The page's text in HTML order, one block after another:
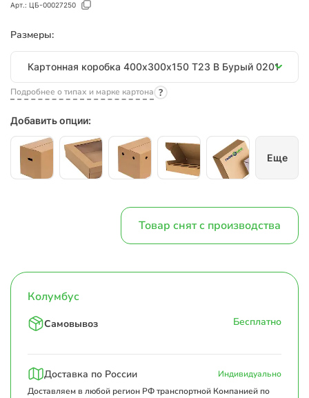
Арт.: ЦБ-00027250
Размеры:
Размеры
Картонная коробка 400х300х150 Т23 В Бурый 0201
Подробнее о типах и марке картона
Добавить опции:
Еще
Товар снят с производства
Колумбус
Самовывоз Бесплатно
Доставка по России
Индивидуально
Доставляем в любой регион РФ транспортной Компанией по